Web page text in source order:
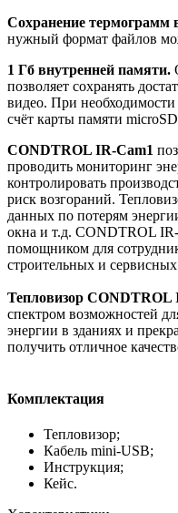
Сохранение термограмм
нужный формат файлов
1 Гб внутренней памяти.
позволяет сохранять
видео. При
счёт карты памяти
CONDTROL IR-Cam1
проводить мониторинг
контролировать
риск возгораний.
данных по потерям
окна и т.д. CONDTROL
помощником для
строительных и
Тепловизор CONDTROL
спектром возможностей
энергии в зданиях и
получить отличное
Комплектация
Тепловизор;
Кабель mini-USB;
Инструкция;
Кейс.